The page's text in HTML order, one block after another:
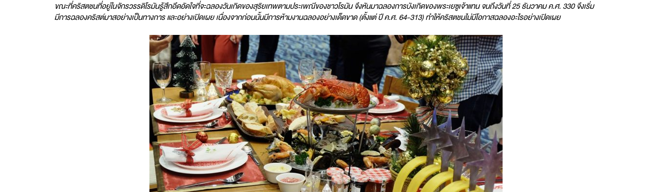
ขณะที่คริสตชนที่อยู่ในจักรวรรดิโรมันรู้สึกอึดอัดใจที่จะฉลองวันเกิดของสุริยเทพตามประเพณีของชาวโรมัน จึงหันมาฉลองการบังเกิดของพระเยซูเจ้าแทน จนถึงวันที่ 25 ธันวาคม ค.ศ. 330 จึงเริ่ม
มีการฉลองคริสต์มาสอย่างเป็นทางการ และอย่างเปิดเผย เนื่องจากก่อนนั้นมีการห้ามงานฉลองอย่างเด็ดขาด (ตั้งแต่ ปี ค.ศ. 64-313) ทำให้คริสตชนไม่มีโอกาสฉลองอะไรอย่างเปิดเผย